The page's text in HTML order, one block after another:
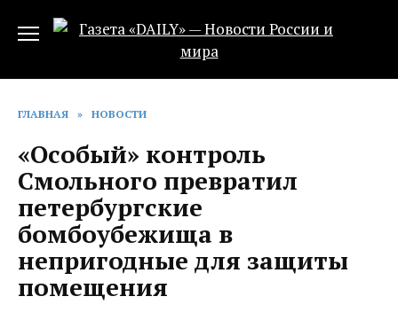
ГЛАВНАЯ » НОВОСТИ
«Особый» контроль
Смольного превратил
петербургские
бомбоубежища в
непригодные для защиты
помещения